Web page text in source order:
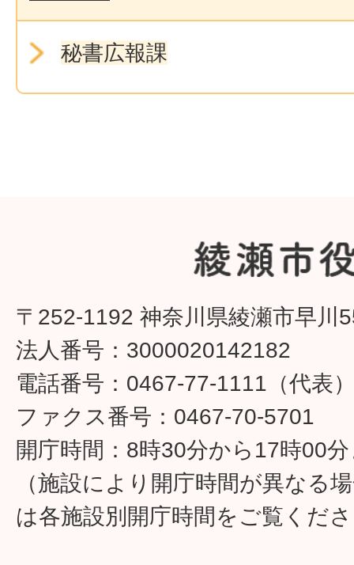
秘書広報課
〒252-1192 神奈川県綾瀬市早川
法人番号：3000020142182
電話番号：0467-77-1111（代表
ファクス番号：0467-70-5701
開庁時間：8時30分から17時00
（施設により開庁時間が異なる
は各施設別開庁時間をご覧くだ